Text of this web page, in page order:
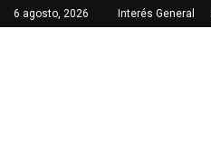
6 agosto, 2026 Interés General